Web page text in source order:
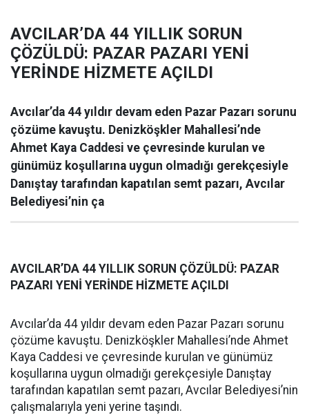
AVCILAR’DA 44 YILLIK SORUN
ÇÖZÜLDÜ: PAZAR PAZARI YENİ
YERİNDE HİZMETE AÇILDI
Avcılar’da 44 yıldır devam eden Pazar Pazarı sorunu
çözüme kavuştu. Denizköşkler Mahallesi’nde
Ahmet Kaya Caddesi ve çevresinde kurulan ve
günümüz koşullarına uygun olmadığı gerekçesiyle
Danıştay tarafından kapatılan semt pazarı, Avcılar
Belediyesi’nin ça
AVCILAR’DA 44 YILLIK SORUN ÇÖZÜLDÜ: PAZAR
PAZARI YENİ YERİNDE HİZMETE AÇILDI
Avcılar’da 44 yıldır devam eden Pazar Pazarı sorunu
çözüme kavuştu. Denizköşkler Mahallesi’nde Ahmet
Kaya Caddesi ve çevresinde kurulan ve günümüz
koşullarına uygun olmadığı gerekçesiyle Danıştay
tarafından kapatılan semt pazarı, Avcılar Belediyesi’nin
çalışmalarıyla yeni yerine taşındı.